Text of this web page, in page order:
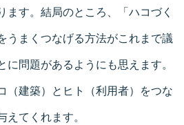
ます。結局のところ、「ハコづく
うまくつなげる方法がこれまで議
に問題があるようにも思えます。
（建築）とヒト（利用者）をつな
えてくれます。